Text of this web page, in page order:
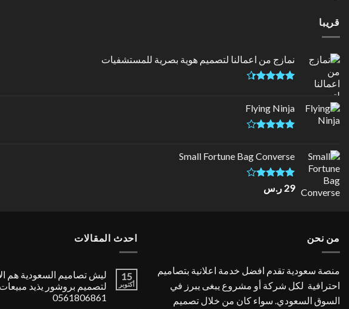
قريبا
نمازج من اعمالنا لتصميم هوية بصرية للمستشفيات
5
Flying Ninja
5
Small Fortune Bag Converse
تم
التقييم
29 ر.س
من نحن
منصة سعودية تقدم افضل خدمة اعلانية بتصاميم
احترافية لكل شركة أو مشروع يبغى يبرز في
السوق السعودي. سواء كان من خلال تصميم
احدث المقالات
15
أكتوبر
ليش تصاميم السعودية هم
لتصميم بروشور يذيد
0561806861